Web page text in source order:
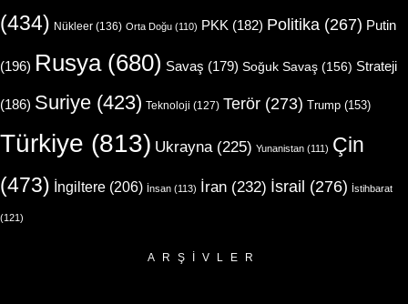
(434) Nükleer (136) Orta Doğu (110) PKK (182) Politika (267) Putin
(196) Rusya(680) Savaş (179) Soğuk Savaş (156) Strateji
(186) Suriye (423) Teknoloji (127) Terör (273) Trump (153)
Türkiye (813) Ukrayna(225) Yunanistan (111) Çin
(473) İngiltere (206) İnsan (113) İran (232) İsrail (276) İstihbarat
(121)
ARŞIVLER